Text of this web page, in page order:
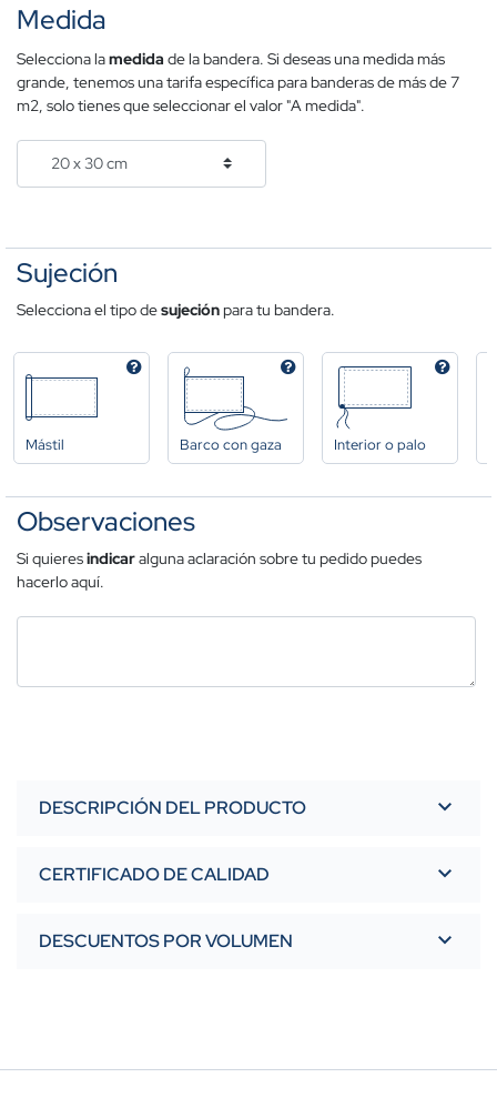
Medida
Selecciona lamedida de la bandera. Si deseas una medida más
grande, tenemos una tarifa específica para banderas de más de 7
m2, solo tienes que seleccionar el valor "A medida".
Sujeción
Selecciona el tipo desujeciónpara tu bandera.
Mástil Barco con gaza Interior o palo
Observaciones
Si quieresindicaralguna aclaración sobre tu pedido puedes
hacerlo aquí.
DESCRIPCIÓN DEL PRODUCTO
CERTIFICADO DE CALIDAD
DESCUENTOS POR VOLUMEN